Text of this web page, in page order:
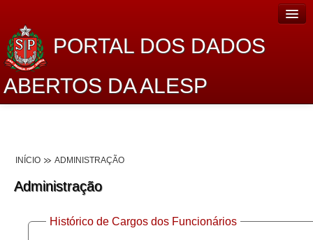
PORTAL DOS DADOS
ABERTOS DA ALESP
Dados Abertos Alesp
Lei de Acesso à Informação
Dados Governamentais Abertos
INÍCIO ADMINISTRAÇÃO
Administração
Histórico de Cargos dos Funcionários